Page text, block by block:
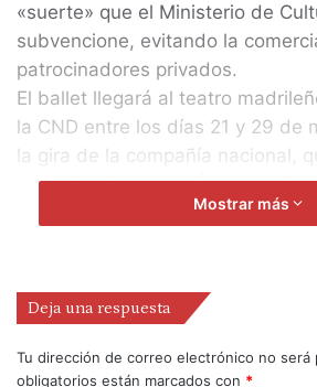
«suerte» que el Ministerio de
subvencione, evitando la
patrocinadores privados.
El ballet llegará al teatro
la CND entre los días 21 y 29 de
la gira de la compañía nacional,
después citas en la Ópera de
Teatro Cuyás de Las Palmas de
Valencia y Sagunto.
Duato recordó que ‘Quinttet’ es
neoyorquino William Forsythe,
Mostrar más
Deja una respuesta
Tu dirección de correo electrónico no será
obligatorios están marcados con *